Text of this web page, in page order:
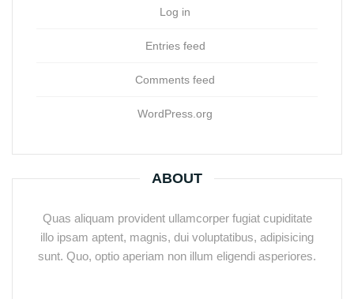
Log in
Entries feed
Comments feed
WordPress.org
ABOUT
Quas aliquam provident ullamcorper fugiat cupiditate
illo ipsam aptent, magnis, dui voluptatibus, adipisicing
sunt. Quo, optio aperiam non illum eligendi asperiores.